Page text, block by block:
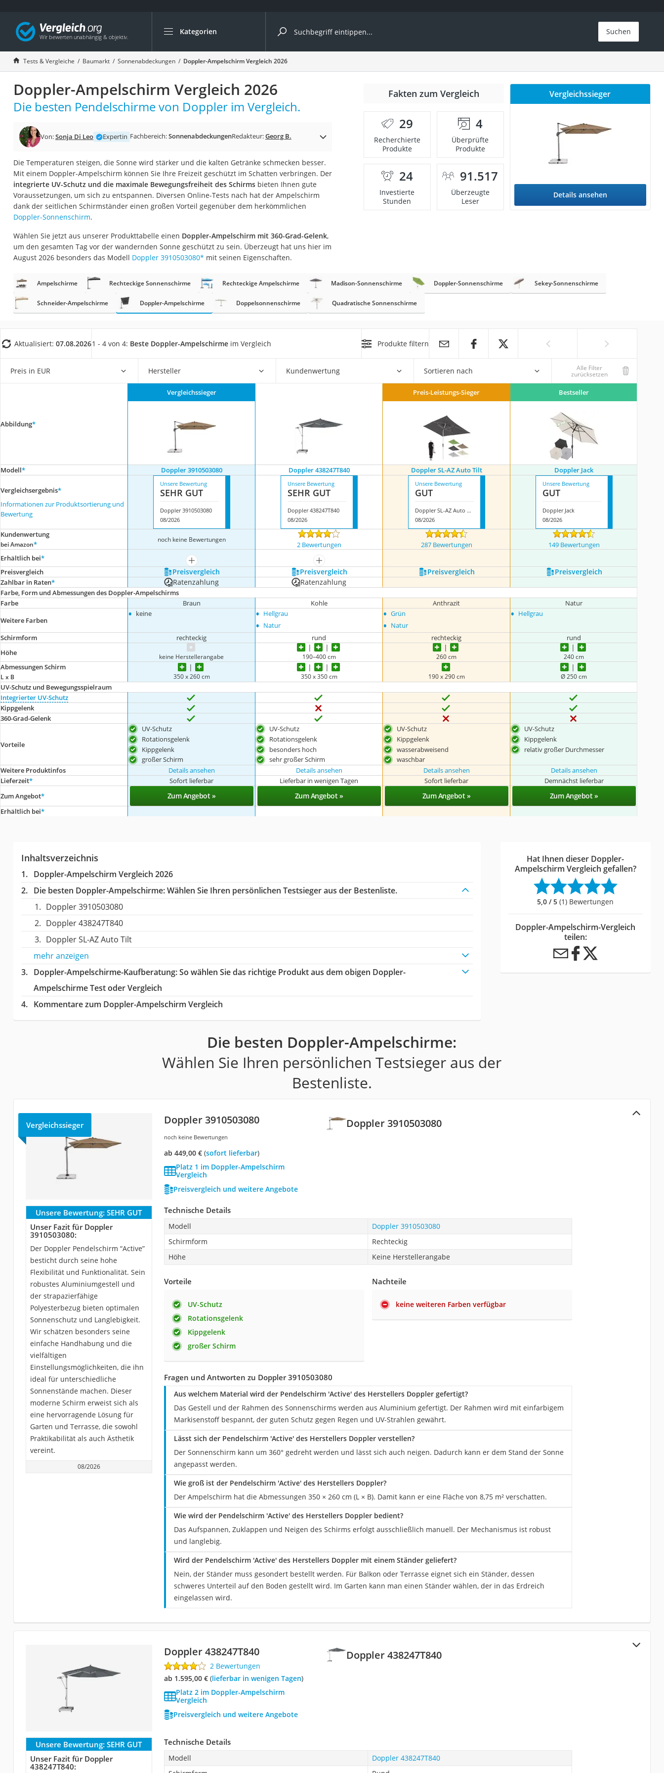
Kategorien
Die beliebtesten Vergleiche nach Kategorie
Baumarkt
Tresor feuerfest
Makita-Akku-Rasenmäher
Kappsäge
Smartes Türschloss
Akku-Rasentrimmer
Split-Klimaanlage 2 Innengeräte
Pelletofen
Bohrmaschine
Tiefbrunnenpumpe
Hochdruckreiniger
Doppelschleifer
Überwachungskamera
Benzinrasenmäher mit Elektrostart
Akku-Laubsauger
Multimeter
Gasdurchlauferhitzer
Service
Suchen
Tests & Vergleiche Baumarkt Sonnenabdeckungen Doppler-Ampelschirm Vergleich 2026
Doppler-Ampelschirm Vergleich 2026
Die besten Pendelschirme von Doppler im Vergleich.
Von:Sonja Di Leo Expertin Fachbereich:SonnenabdeckungenRedakteur:Georg B.
Die Temperaturen steigen, die Sonne wird stärker und die kalten Getränke schmecken besser.
Mit einem Doppler-Ampelschirm können Sie Ihre Freizeit geschützt im Schatten verbringen. Der
integrierte UV-Schutz und die maximale Bewegungsfreiheit des Schirmsbieten Ihnen gute
Voraussetzungen, um sich zu entspannen. Diversen Online-Tests nach hat der Ampelschirm
dank der seitlichen Schirmständer einen großen Vorteil gegenüber dem herkömmlichen
Doppler-Sonnenschirm.
Wählen Sie jetzt aus unserer Produkttabelle einen Doppler-Ampelschirm mit 360-Grad-Gelenk,
um den gesamten Tag vor der wandernden Sonne geschützt zu sein. Überzeugt hat uns hier im
August 2026 besonders das Modell Doppler 3910503080* mit seinen Eigenschaften.
Fakten zum Vergleich
29
Recherchierte
Produkte
4
Überprüfte
Produkte
24
Investierte
Stunden
91.517
Überzeugte
Leser
Vergleichssieger
Details ansehen
Ampelschirme Rechteckige Sonnenschirme Rechteckige Ampelschirme Madison-Sonnenschirme Doppler-Sonnenschirme Sekey-Sonnenschirme
Schneider-Ampelschirme Doppler-Ampelschirme Doppelsonnenschirme Quadratische Sonnenschirme
Aktualisiert: 07.08.20261 - 4 von 4: Beste Doppler-Ampelschirme im Vergleich Produkte filtern
Preis in EUR Hersteller Kundenwertung Sortieren nach Alle Filter
zurücksetzen
Abbildung*
Vergleichssieger Preis-Leistungs-Sieger Bestseller
Modell* Doppler 3910503080 Doppler 438247T840 Doppler SL-AZ Auto Tilt Doppler Jack
Vergleichsergebnis*
Informationen zur Produktsortierung und
Bewertung
Unsere Bewertung
SEHR GUT
Doppler 3910503080
08/2026
Unsere Bewertung
SEHR GUT
Doppler 438247T840
08/2026
Unsere Bewertung
GUT
Doppler SL-AZ Auto Tilt
08/2026
Unsere Bewertung
GUT
Doppler Jack
08/2026
Kundenwertung
bei Amazon*
noch keine Bewertungen
2 Bewertungen 287 Bewertungen
149 Bewertungen
Erhältlich bei*
mehr anzeigen
mehr anzeigen
Preis­vergleich
Preis­vergleich Preis­vergleich Preis­vergleich Preis­vergleich
Zahlbar in Raten* Ratenzahlung Ratenzahlung
Farbe, Form und Abmessungen des Doppler-Ampelschirms
Farbe
Braun Kohle Anthrazit
Natur
Weitere Farben
• keine • Hellgrau
• Natur
• Grün
• Natur
• Hellgrau
Schirmform rechteckig rund rechteckig
rund
Höhe
keine Herstellerangabe 190–400 cm 260 cm 240 cm
Abmessungen Schirm
L x B 350 x 260 cm 350 x 350 cm 190 x 290 cm Ø 250 cm
UV-Schutz und Bewegungsspielraum
Integrierter UV-Schutz
Kippgelenk
360-Grad-Gelenk
Vorteile
UV-Schutz
Rotationsgelenk
Kippgelenk
großer Schirm
UV-Schutz
Rotationsgelenk
besonders hoch
sehr großer Schirm
UV-Schutz
Kippgelenk
wasserabweisend
waschbar
UV-Schutz
Kippgelenk
relativ großer Durchmesser
Weitere Produktinfos Details ansehen Details ansehen Details ansehen
Details ansehen
Lieferzeit* Sofort lieferbar Lieferbar in wenigen Tagen Sofort lieferbar
Demnächst lieferbar
Zum Angebot* Zum Angebot » Zum Angebot » Zum Angebot » Zum Angebot »
Erhältlich bei*
Inhaltsverzeichnis
Doppler-Ampelschirm Vergleich 2026
Die besten Doppler-Ampelschirme:Wählen Sie Ihren persönlichen Testsieger aus der Bestenliste.
Doppler 3910503080
Doppler 438247T840
Doppler SL-AZ Auto Tilt
mehr anzeigen
Doppler-Ampelschirme-Kaufberatung: So wählen Sie das richtige Produkt aus dem obigen Doppler-
Ampelschirme Test oder Vergleich
Kommentare zum Doppler-Ampelschirm Vergleich
Hat Ihnen dieser Doppler-
Ampelschirm Vergleich gefallen?
5,0 / 5 (1) Bewertungen
Doppler-Ampelschirm-Vergleich
teilen:
Die besten Doppler-Ampelschirme:
Wählen Sie Ihren persönlichen Testsieger aus der
Bestenliste.
Doppler 3910503080
Vergleichssieger Doppler 3910503080
noch keine Bewertungen
ab 449,00 €( Sofort lieferbar)
Platz 1 im Doppler-Ampelschirm
Vergleich
Preisvergleich und weitere Angebote
Unsere Bewertung: SEHR GUT
Unser Fazit für Doppler
3910503080:
Der Doppler Pendelschirm “Active”
besticht durch seine hohe
Flexibilität und Funktionalität. Sein
robustes Aluminiumgestell und
der strapazierfähige
Polyesterbezug bieten optimalen
Sonnenschutz und Langlebigkeit.
Wir schätzen besonders seine
einfache Handhabung und die
vielfältigen
Einstellungsmöglichkeiten, die ihn
ideal für unterschiedliche
Sonnenstände machen. Dieser
moderne Schirm erweist sich als
eine hervorragende Lösung für
Garten und Terrasse, die sowohl
Praktikabilität als auch Ästhetik
vereint.
08/2026
Technische Details
Modell
Doppler 3910503080
Schirmform
Rechteckig
Höhe
Keine Herstellerangabe
Vorteile
UV-Schutz
Rotationsgelenk
Kippgelenk
großer Schirm
Nachteile
keine weiteren Farben verfügbar
Fragen und Antworten zu Doppler 3910503080
Aus welchem Material wird der Pendelschirm 'Active' des Herstellers Doppler gefertigt?
Das Gestell und der Rahmen des Sonnenschirms werden aus Aluminium gefertigt. Der Rahmen wird mit einfarbigem
Markisenstoff bespannt, der guten Schutz gegen Regen und UV-Strahlen gewährt.
Lässt sich der Pendelschirm 'Active' des Herstellers Doppler verstellen?
Der Sonnenschirm kann um 360° gedreht werden und lässt sich auch neigen. Dadurch kann er dem Stand der Sonne
angepasst werden.
Wie groß ist der Pendelschirm 'Active' des Herstellers Doppler?
Der Ampelschirm hat die Abmessungen 350 × 260 cm (L × B). Damit kann er eine Fläche von 8,75 m² verschatten.
Wie wird der Pendelschirm 'Active' des Herstellers Doppler bedient?
Das Aufspannen, Zuklappen und Neigen des Schirms erfolgt ausschließlich manuell. Der Mechanismus ist robust
und langlebig.
Wird der Pendelschirm 'Active' des Herstellers Doppler mit einem Ständer geliefert?
Nein, der Ständer muss gesondert bestellt werden. Für Balkon oder Terrasse eignet sich ein Ständer, dessen
schweres Unterteil auf den Boden gestellt wird. Im Garten kann man einen Ständer wählen, der in das Erdreich
eingelassen wird.
Doppler 438247T840
Doppler 438247T840
2 Bewertungen
ab 1.595,00 €( Lieferbar in wenigen Tagen)
Platz 2 im Doppler-Ampelschirm
Vergleich
Preisvergleich und weitere Angebote
Unsere Bewertung: SEHR GUT
Unser Fazit für Doppler
438247T840:
Technische Details
Modell
Doppler 438247T840